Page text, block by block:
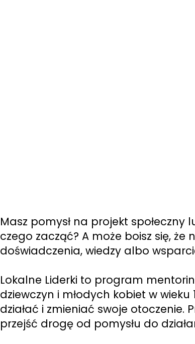
Masz pomysł na projekt społeczny
czego zacząć? A może boisz się,
doświadczenia, wiedzy albo
Lokalne Liderki to program
dziewczyn i młodych kobiet w
działać i zmieniać swoje otoczenie.
przejść drogę od pomysłu do